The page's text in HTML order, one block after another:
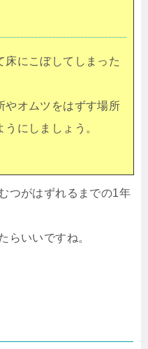
床にこぼしてしまった
やオムツをはずす場所
にしましょう。
つがはずれるまでの1年
らいいですね。